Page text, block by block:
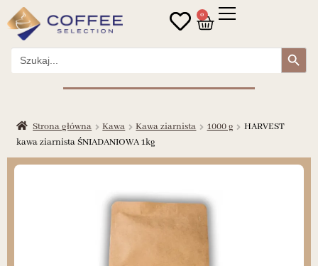
0
Search
for:
Search Button
Strona główna Kawa Kawa ziarnista 1000 g
HARVEST
kawa ziarnista ŚNIADANIOWA 1kg